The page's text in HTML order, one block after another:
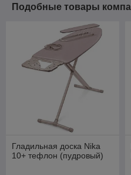
Подобные товары
Гладильная доска Nika
10+ тефлон (пудровый)